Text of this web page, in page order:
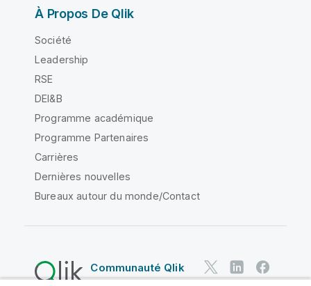
À Propos De Qlik
Société
Leadership
RSE
DEI&B
Programme académique
Programme Partenaires
Carrières
Dernières nouvelles
Bureaux autour du monde/Contact
Communauté Qlik